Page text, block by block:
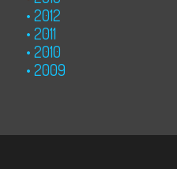
2012
2011
2010
2009